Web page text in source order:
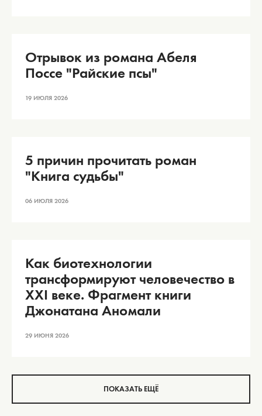
Отрывок из романа Абеля
Поссе "Райские псы"
19 ИЮЛЯ 2026
5 причин прочитать роман
"Книга судьбы"
06 ИЮЛЯ 2026
Как биотехнологии
трансформируют человечество в
XXI веке. Фрагмент книги
Джонатана Аномали
29 ИЮНЯ 2026
ПОКАЗАТЬ ЕЩЁ